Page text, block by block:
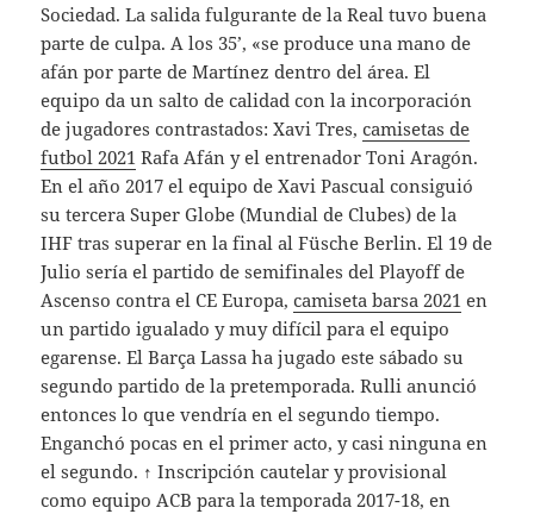
Sociedad. La salida fulgurante de la Real tuvo buena
parte de culpa. A los 35’, «se produce una mano de
afán por parte de Martínez dentro del área. El
equipo da un salto de calidad con la incorporación
de jugadores contrastados: Xavi Tres,camisetas de
futbol 2021 Rafa Afán y el entrenador Toni Aragón.
En el año 2017 el equipo de Xavi Pascual consiguió
su tercera Super Globe (Mundial de Clubes) de la
IHF tras superar en la final al Füsche Berlin. El 19 de
Julio sería el partido de semifinales del Playoff de
Ascenso contra el CE Europa,camiseta barsa 2021 en
un partido igualado y muy difícil para el equipo
egarense. El Barça Lassa ha jugado este sábado su
segundo partido de la pretemporada. Rulli anunció
entonces lo que vendría en el segundo tiempo.
Enganchó pocas en el primer acto, y casi ninguna en
el segundo. ↑ Inscripción cautelar y provisional
como equipo ACB para la temporada 2017-18, en